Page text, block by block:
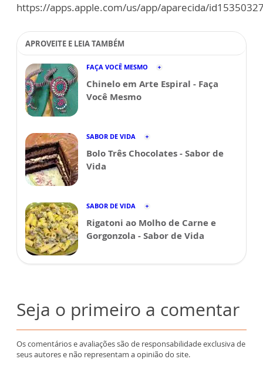
https://apps.apple.com/us/app/aparecida/
APROVEITE E LEIA TAMBÉM
FAÇA VOCÊ MESMO
Chinelo em Arte Espiral - Faça
Você Mesmo
SABOR DE VIDA
Bolo Três Chocolates - Sabor de
Vida
SABOR DE VIDA
Rigatoni ao Molho de Carne e
Gorgonzola - Sabor de Vida
Seja o primeiro a comentar
Os comentários e avaliações são de responsabilidade exclusiva de
seus autores e não representam a opinião do site.